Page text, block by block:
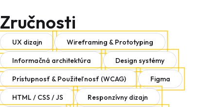
Zručnosti
UX dizajn Wireframing & Prototyping
Informačná architektúra Design systémy
Prístupnosť & Použiteľnosť (WCAG) Figma
HTML / CSS / JS Responzívny dizajn